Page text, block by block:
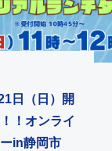
日（日）開
！オンライ
in静岡市